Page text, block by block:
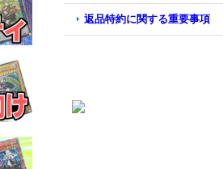
返品特約に関する重要事項